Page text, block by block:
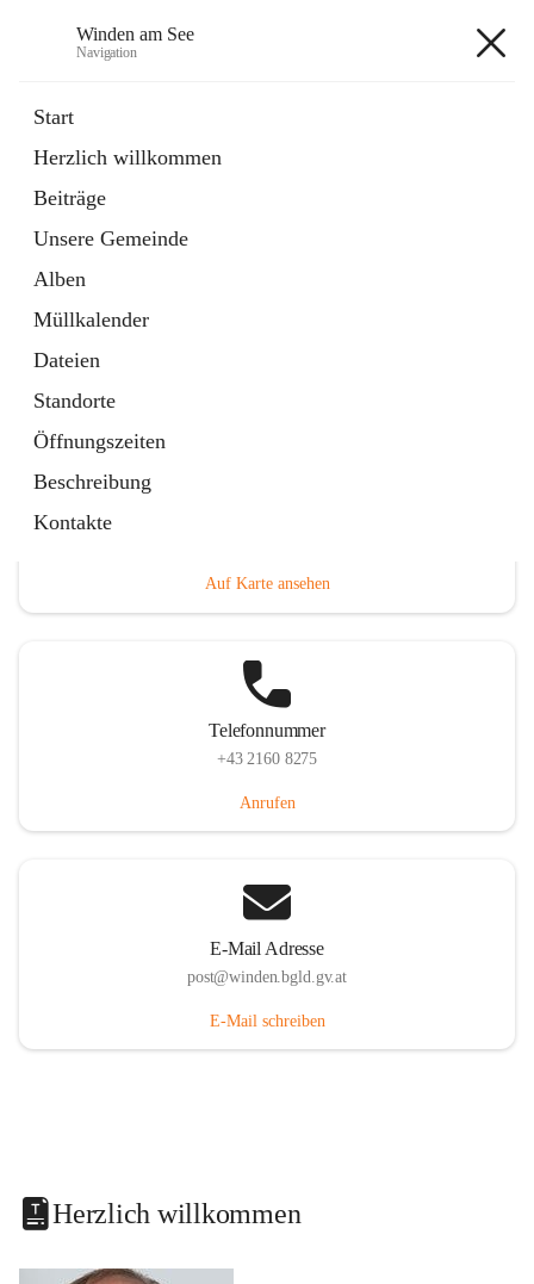
Winden am See
Navigation
Start
Herzlich willkommen
Beiträge
Unsere Gemeinde
Alben
Müllkalender
Dateien
Standorte
Öffnungszeiten
Beschreibung
Kontakte
Externe Webseite
in
Tab
Bebauungsplan
öffnet
in
neuem
Tab
Auf Karte ansehen
Telefonnummer
+43 2160 8275
Anrufen
E-Mail Adresse
post@winden.bgld.gv.at
E-Mail schreiben
Herzlich willkommen